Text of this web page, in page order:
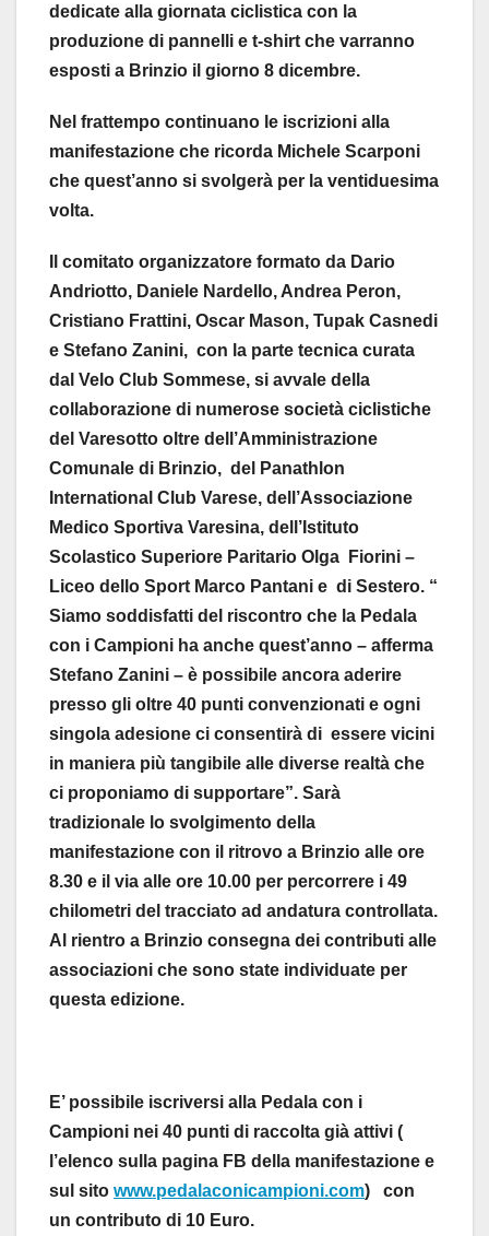
dedicate alla giornata ciclistica con la
produzione di pannelli e t-shirt che varranno
esposti a Brinzio il giorno 8 dicembre.
Nel frattempo continuano le iscrizioni alla
manifestazione che ricorda Michele Scarponi
che quest’anno si svolgerà per la ventiduesima
volta.
Il comitato organizzatore formato da Dario
Andriotto, Daniele Nardello, Andrea Peron,
Cristiano Frattini, Oscar Mason, Tupak Casnedi
e Stefano Zanini, con la parte tecnica curata
dal Velo Club Sommese, si avvale della
collaborazione di numerose società ciclistiche
del Varesotto oltre dell’Amministrazione
Comunale di Brinzio, del Panathlon
International Club Varese, dell’Associazione
Medico Sportiva Varesina, dell’Istituto
Scolastico Superiore Paritario Olga Fiorini –
Liceo dello Sport Marco Pantani e di Sestero. “
Siamo soddisfatti del riscontro che la Pedala
con i Campioni ha anche quest’anno – afferma
Stefano Zanini – è possibile ancora aderire
presso gli oltre 40 punti convenzionati e ogni
singola adesione ci consentirà di essere vicini
in maniera più tangibile alle diverse realtà che
ci proponiamo di supportare”. Sarà
tradizionale lo svolgimento della
manifestazione con il ritrovo a Brinzio alle ore
8.30 e il via alle ore 10.00 per percorrere i 49
chilometri del tracciato ad andatura controllata.
Al rientro a Brinzio consegna dei contributi alle
associazioni che sono state individuate per
questa edizione.
E’ possibile iscriversi alla Pedala con i
Campioni nei 40 punti di raccolta già attivi (
l’elenco sulla pagina FB della manifestazione e
sul sito www.pedalaconicampioni.com) con
un contributo di 10 Euro.